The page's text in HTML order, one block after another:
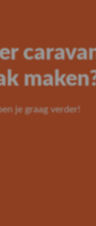
je graag verder!